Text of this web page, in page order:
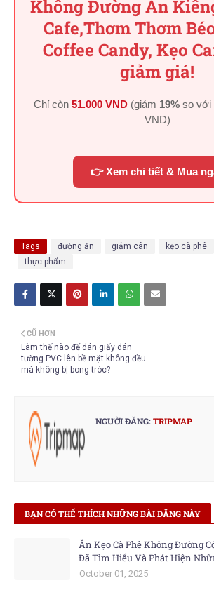
Không Đường Ăn
Cafe,Thơm Thơm
Coffee Candy, Kẹo
giảm giá!
Chỉ còn 51.000 VND (giảm 19% so với
VND)
👉 Xem chi tiết & Mua
Tags đường ăn giảm cân kẹo cà phê
thực phẩm
CŨ HƠN
Làm thế nào để dán giấy dán
tường PVC lên bề mặt không đều
mà không bị bong tróc?
NGƯỜI ĐĂNG:TRIPMAP
BẠN CÓ THỂ THÍCH NHỮNG BÀI ĐĂNG NÀY
Ăn Kẹo Cà Phê Không Đường
Đã Tìm Hiểu Và Phát Hiện
October 01, 2025